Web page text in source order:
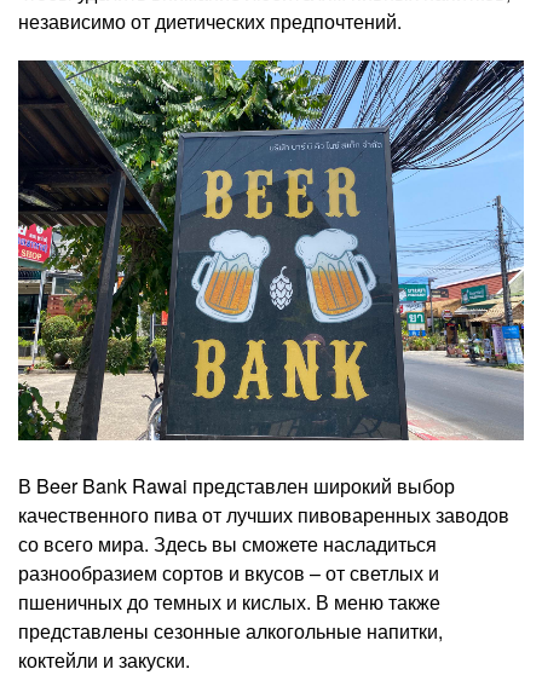
независимо от диетических предпочтений.
В Beer Bank Rawai представлен широкий выбор
качественного пива от лучших пивоваренных заводов
со всего мира. Здесь вы сможете насладиться
разнообразием сортов и вкусов – от светлых и
пшеничных до темных и кислых. В меню также
представлены сезонные алкогольные напитки,
коктейли и закуски.